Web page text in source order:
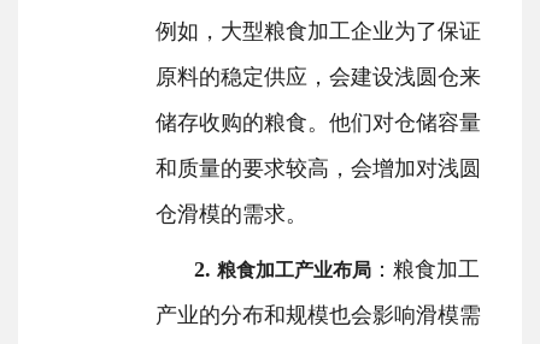
例如，大型粮食加工企业为了保证
原料的稳定供应，会建设浅圆仓来
储存收购的粮食。他们对仓储容量
和质量的要求较高，会增加对浅圆
仓滑模的需求。
2. 粮食加工产业布局：粮食加工
产业的分布和规模也会影响滑模需